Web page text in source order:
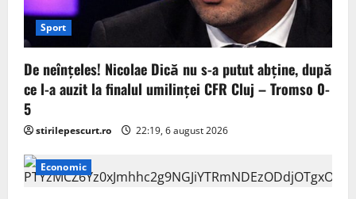
Sport
De neînțeles! Nicolae Dică nu s-a putut abține, după
ce l-a auzit la finalul umilinței CFR Cluj – Tromso 0-
5
stirilepescurt.ro 22:19, 6 august 2026
Economic